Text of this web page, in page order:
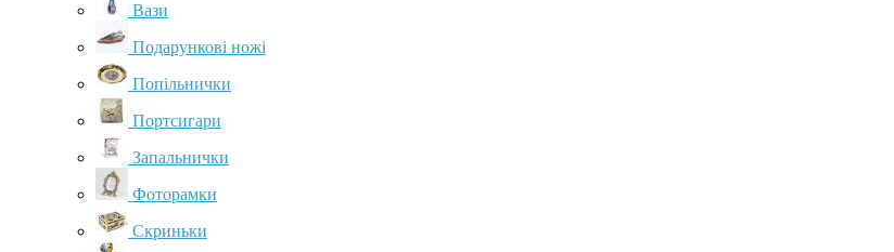
Вази
Подарункові ножі
Попільнички
Портсигари
Запальнички
Фоторамки
Скриньки